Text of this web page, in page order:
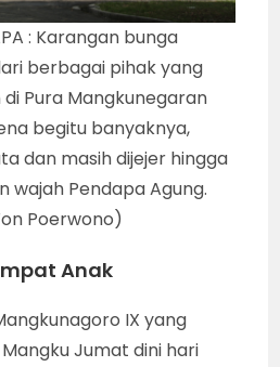
: Karangan bunga
berbagai pihak yang
Pura Mangkunegaran
begitu banyaknya,
dan masih dijejer hingga
wajah Pendapa Agung.
Poerwono)
Anak
IX yang
Jumat dini hari